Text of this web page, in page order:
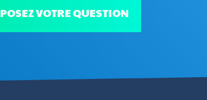
POSEZ VOTRE QUESTION